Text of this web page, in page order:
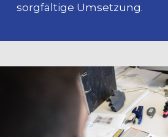
sorgfältige Umsetzung.